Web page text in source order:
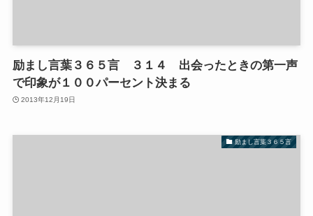
励まし言葉３６５言 ３１４ 出会ったときの第一声
で印象が１００パーセント決まる
2013年12月19日
励まし言葉３６５言